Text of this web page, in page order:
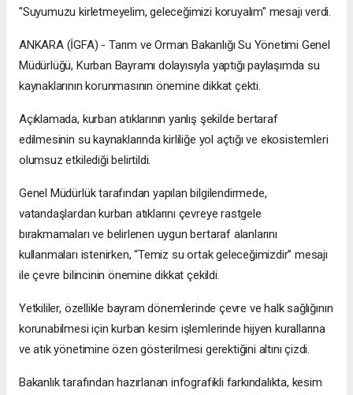
"Suyumuzu kirletmeyelim, geleceğimizi koruyalım" mesajı verdi.
ANKARA (İGFA) - Tarım ve Orman Bakanlığı Su Yönetimi Genel
Müdürlüğü, Kurban Bayramı dolayısıyla yaptığı paylaşımda su
kaynaklarının korunmasının önemine dikkat çekti.
Açıklamada, kurban atıklarının yanlış şekilde bertaraf
edilmesinin su kaynaklarında kirliliğe yol açtığı ve ekosistemleri
olumsuz etkilediği belirtildi.
Genel Müdürlük tarafından yapılan bilgilendirmede,
vatandaşlardan kurban atıklarını çevreye rastgele
bırakmamaları ve belirlenen uygun bertaraf alanlarını
kullanmaları istenirken, “Temiz su ortak geleceğimizdir” mesajı
ile çevre bilincinin önemine dikkat çekildi.
Yetkililer, özellikle bayram dönemlerinde çevre ve halk sağlığının
korunabilmesi için kurban kesim işlemlerinde hijyen kurallarına
ve atık yönetimine özen gösterilmesi gerektiğini altını çizdi.
Bakanlık tarafından hazırlanan infografikli farkındalıkta, kesim